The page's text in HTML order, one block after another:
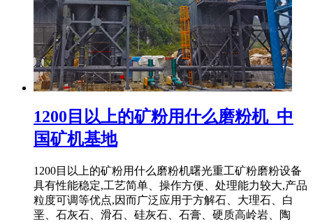
1200目以上的矿粉用什么磨粉机_中
国矿机基地
1200目以上的矿粉用什么磨粉机曙光重工矿粉磨粉设备
具有性能稳定,工艺简单、操作方便、处理能力较大,产品
粒度可调等优点,因而广泛应用于方解石、大理石、白
垩、石灰石、滑石、硅灰石、石膏、硬质高岭岩、陶